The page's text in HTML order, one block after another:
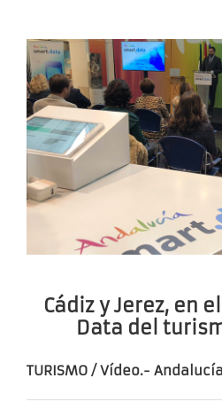
Cádiz y Jerez, en
Data del
TURISMO / Vídeo.-